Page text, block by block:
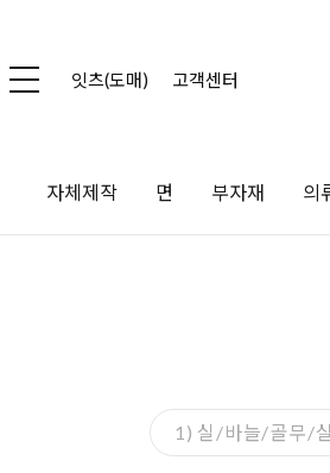
잇츠(도매) 고객센터
자체제작 면 부자재 의
1) 실/바늘/골무/